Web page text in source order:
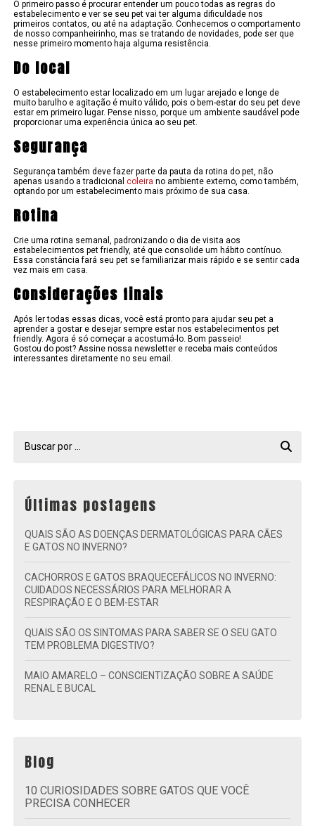
O primeiro passo é procurar entender um pouco todas as regras do
estabelecimento e ver se seu pet vai ter alguma dificuldade nos
primeiros contatos, ou até na adaptação. Conhecemos o comportamento
de nosso companheirinho, mas se tratando de novidades, pode ser que
nesse primeiro momento haja alguma resistência.
Do local
O estabelecimento estar localizado em um lugar arejado e longe de
muito barulho e agitação é muito válido, pois o bem-estar do seu pet deve
estar em primeiro lugar. Pense nisso, porque um ambiente saudável pode
proporcionar uma experiência única ao seu pet.
Segurança
Segurança também deve fazer parte da pauta da rotina do pet, não
apenas usando a tradicionalcoleira no ambiente externo, como também,
optando por um estabelecimento mais próximo de sua casa.
Rotina
Crie uma rotina semanal, padronizando o dia de visita aos
estabelecimentos pet friendly, até que consolide um hábito contínuo.
Essa constância fará seu pet se familiarizar mais rápido e se sentir cada
vez mais em casa.
Considerações finais
Após ler todas essas dicas, você está pronto para ajudar seu pet a
aprender a gostar e desejar sempre estar nos estabelecimentos pet
friendly. Agora é só começar a acostumá-lo. Bom passeio!
Gostou do post? Assine nossa newsletter e receba mais conteúdos
interessantes diretamente no seu email.
Últimas postagens
QUAIS SÃO AS DOENÇAS DERMATOLÓGICAS PARA CÃES
E GATOS NO INVERNO?
CACHORROS E GATOS BRAQUECEFÁLICOS NO INVERNO:
CUIDADOS NECESSÁRIOS PARA MELHORAR A
RESPIRAÇÃO E O BEM-ESTAR
QUAIS SÃO OS SINTOMAS PARA SABER SE O SEU GATO
TEM PROBLEMA DIGESTIVO?
MAIO AMARELO – CONSCIENTIZAÇÃO SOBRE A SAÚDE
RENAL E BUCAL
Blog
10 CURIOSIDADES SOBRE GATOS QUE VOCÊ
PRECISA CONHECER